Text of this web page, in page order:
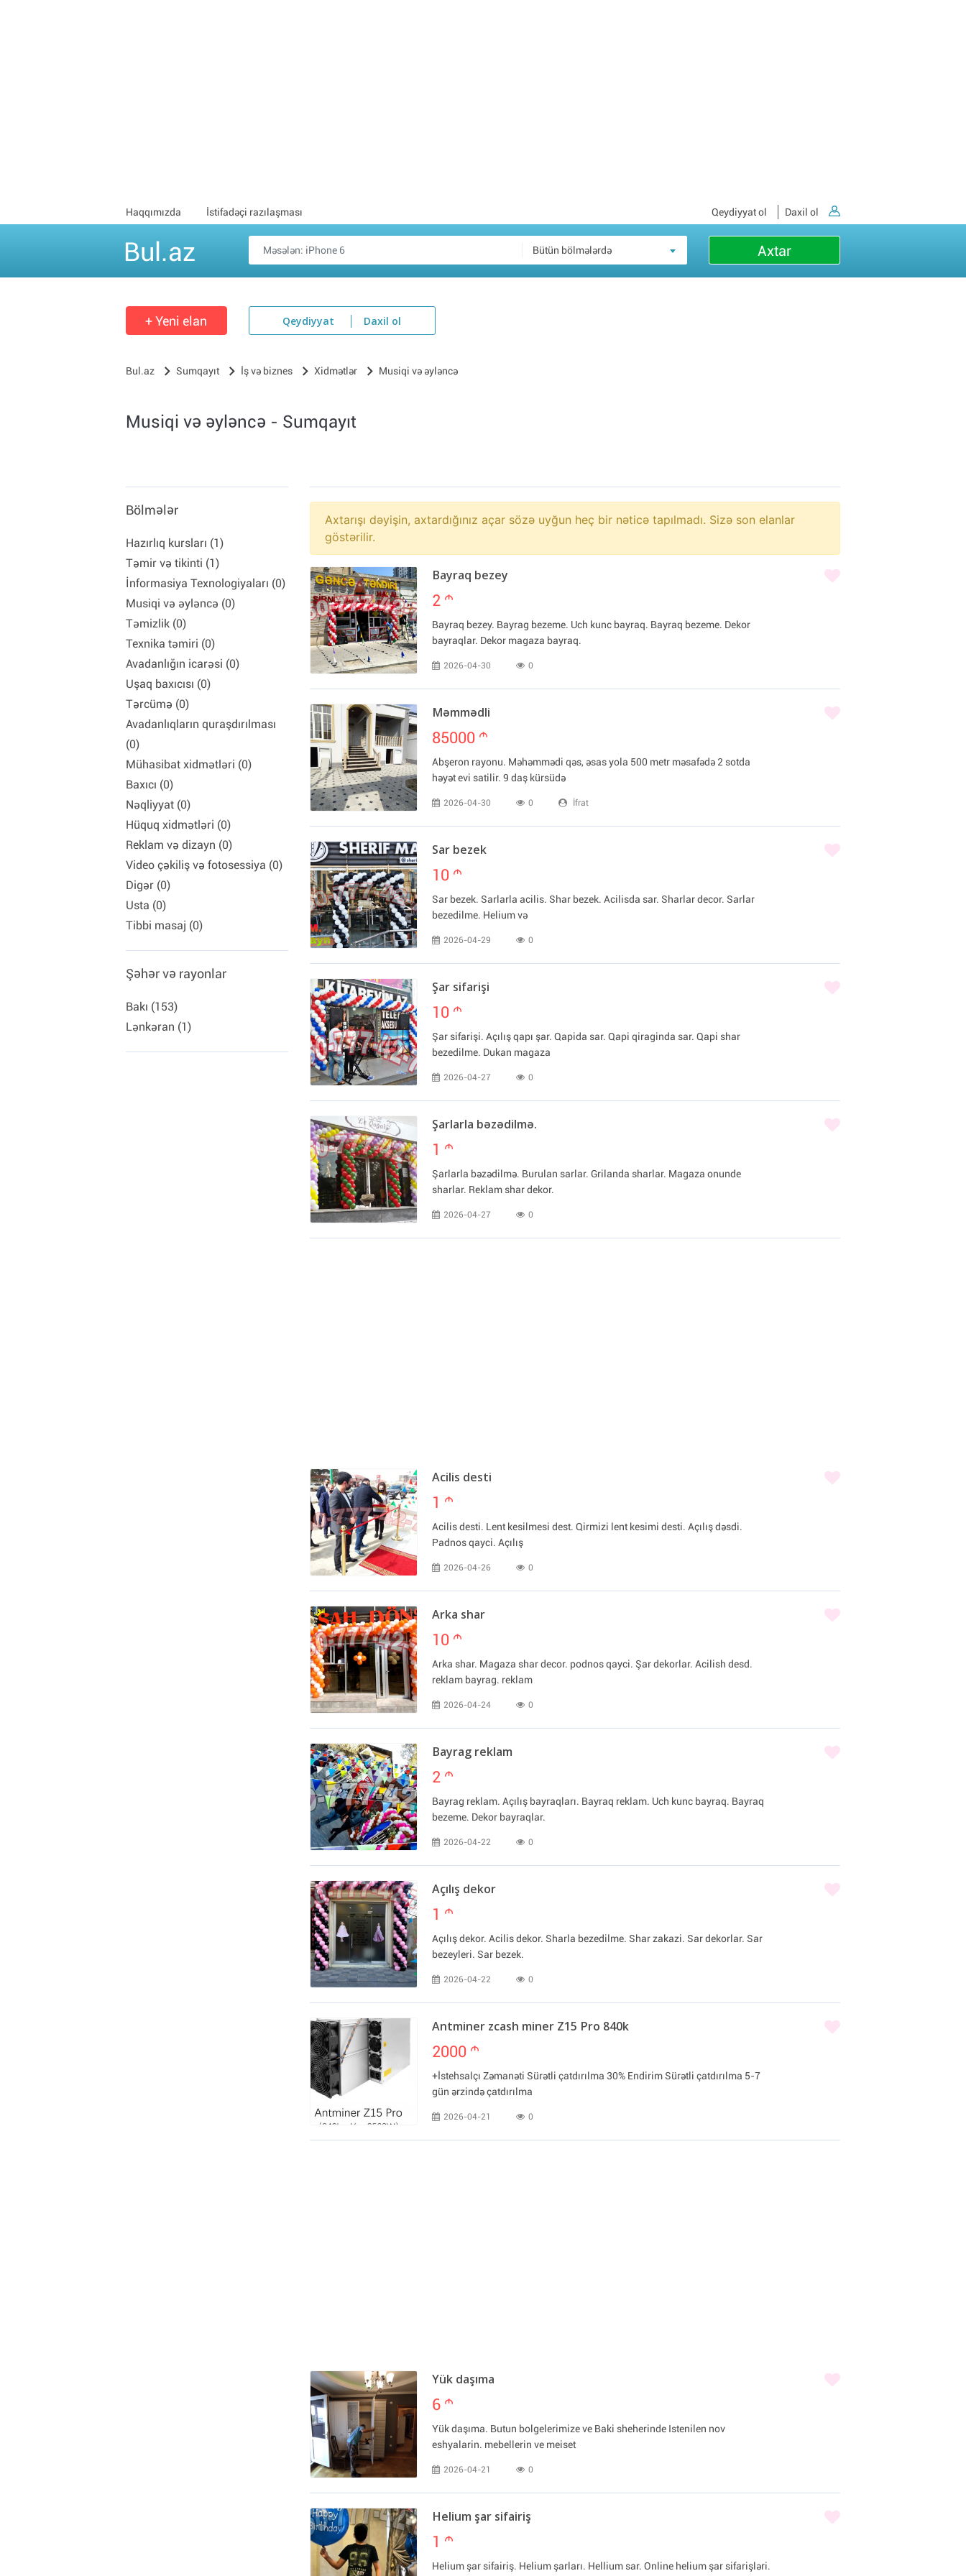
Haqqımızda İstifadəçi razılaşması Qeydiyyat ol Daxil ol
Bul.az Bütün bölmələrdə Axtar
+ Yeni elan Qeydiyyat Daxil ol
Bul.az Sumqayıt İş və biznes Xidmətlər Musiqi və əyləncə
Musiqi və əyləncə - Sumqayıt
Bölmələr
Hazırlıq kursları (1)
Təmir və tikinti (1)
İnformasiya Texnologiyaları (0)
Musiqi və əyləncə (0)
Təmizlik (0)
Texnika təmiri (0)
Avadanlığın icarəsi (0)
Uşaq baxıcısı (0)
Tərcümə (0)
Avadanlıqların quraşdırılması
(0)
Mühasibat xidmətləri (0)
Baxıcı (0)
Nəqliyyat (0)
Hüquq xidmətləri (0)
Reklam və dizayn (0)
Video çəkiliş və fotosessiya (0)
Digər (0)
Usta (0)
Tibbi masaj (0)
Şəhər və rayonlar
Bakı (153)
Lənkəran (1)
Axtarışı dəyişin, axtardığınız açar sözə uyğun heç bir nəticə tapılmadı. Sizə son elanlar
göstərilir.
Bayraq bezey
2 m
Bayraq bezey. Bayrag bezeme. Uch kunc bayraq. Bayraq bezeme. Dekor
bayraqlar. Dekor magaza bayraq.
2026-04-30 0
Məmmədli
85000 m
Abşeron rayonu. Məhəmmədi qəs, əsas yola 500 metr məsafədə 2 sotda
həyət evi satilir. 9 daş kürsüdə
2026-04-30 0 İfrat
Sar bezek
10 m
Sar bezek. Sarlarla acilis. Shar bezek. Acilisda sar. Sharlar decor. Sarlar
bezedilme. Helium və
2026-04-29 0
Şar sifarişi
10 m
Şar sifarişi. Açılış qapı şar. Qapida sar. Qapi qiraginda sar. Qapi shar
bezedilme. Dukan magaza
2026-04-27 0
Şarlarla bəzədilmə.
1 m
Şarlarla bəzədilmə. Burulan sarlar. Grilanda sharlar. Magaza onunde
sharlar. Reklam shar dekor.
2026-04-27 0
Acilis desti
1 m
Acilis desti. Lent kesilmesi dest. Qirmizi lent kesimi desti. Açılış dəsdi.
Padnos qayci. Açılış
2026-04-26 0
Arka shar
10 m
Arka shar. Magaza shar decor. podnos qayci. Şar dekorlar. Acilish desd.
reklam bayrag. reklam
2026-04-24 0
Bayrag reklam
2 m
Bayrag reklam. Açılış bayraqları. Bayraq reklam. Uch kunc bayraq. Bayraq
bezeme. Dekor bayraqlar.
2026-04-22 0
Açılış dekor
1 m
Açılış dekor. Acilis dekor. Sharla bezedilme. Shar zakazi. Sar dekorlar. Sar
bezeyleri. Sar bezek.
2026-04-22 0
Antminer zcash miner Z15 Pro 840k
2000 m
+İstehsalçı Zəmanəti Sürətli çatdırılma 30% Endirim Sürətli çatdırılma 5-7
gün ərzində çatdırılma
2026-04-21 0
Yük daşıma
6 m
Yük daşıma. Butun bolgelerimize ve Baki sheherinde Istenilen nov
eshyalarin. mebellerin ve meiset
2026-04-21 0
Helium şar sifairiş
1 m
Helium şar sifairiş. Helium şarları. Hellium sar. Online helium şar sifarişləri.